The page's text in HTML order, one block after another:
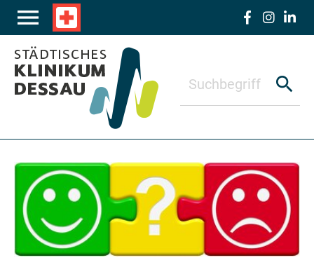
Zum Hauptinhalt springen
menu local_hospital
search